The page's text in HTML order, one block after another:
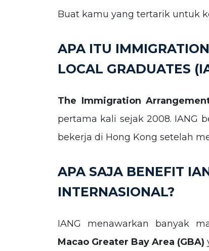
Buat kamu yang tertarik untuk
APA ITU
LOCAL GRADUATES
The Immigration
pertama kali sejak 2008. IANG
bekerja di Hong Kong setelah
APA SAJA BENEFIT
INTERNASIONAL?
IANG menawarkan banyak
Macao Greater Bay Area (GBA)